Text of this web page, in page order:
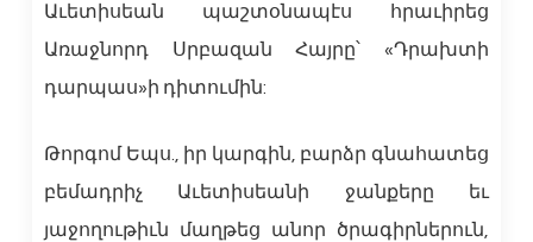
Աւետիսեան պաշտօնապէս հրաւիրեց
Առաջնորդ Սրբազան Հայրը՝ «Դրախտի
դարպաս»ի դիտումին:
Թորգոմ Եպս., իր կարգին, բարձր գնահատեց
բեմադրիչ Աւետիսեանի ջանքերը եւ
յաջողութիւն մաղթեց անոր ծրագիրներուն,